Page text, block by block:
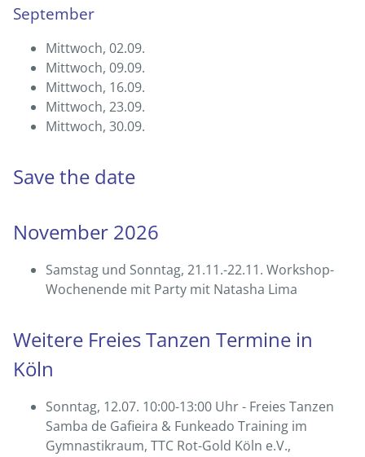
September
Mittwoch, 02.09.
Mittwoch, 09.09.
Mittwoch, 16.09.
Mittwoch, 23.09.
Mittwoch, 30.09.
Save the date
November 2026
Samstag und Sonntag, 21.11.-22.11. Workshop-
Wochenende mit Party mit Natasha Lima
Weitere Freies Tanzen Termine in
Köln
Sonntag, 12.07. 10:00-13:00 Uhr - Freies Tanzen
Samba de Gafieira & Funkeado Training im
Gymnastikraum, TTC Rot-Gold Köln e.V.,